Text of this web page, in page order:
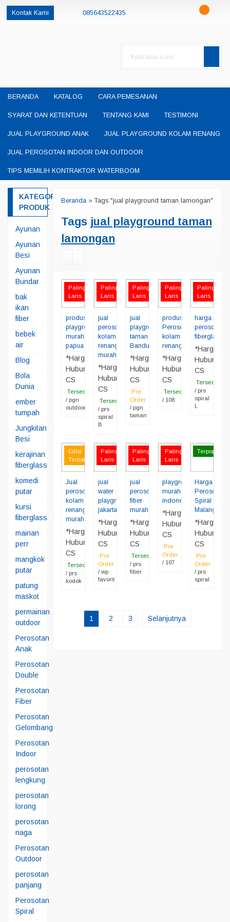
Kontak Kami 085643522435
BERANDA KATALOG CARA PEMESANAN
SYARAT DAN KETENTUAN TENTANG KAMI TESTIMONI
JUAL PLAYGROUND ANAK JUAL PLAYGROUND KOLAM RENANG
JUAL PEROSOTAN INDOOR DAN OUTDOOR
TIPS MEMILIH KONTRAKTOR WATERBOOM
Beranda»Tags "jual playground taman lamongan"
Tags jual playground taman
lamongan
Paling
Laris
produsen
playground
murah
papua
*Harga
Hubungi
CS
Tersedia
/ pgn
outdoor
Paling
Laris
jual
perosotan
kolam
renang
murah
*Harga
Hubungi
CS
Tersedia
/ prs
spiral
B
Paling
Laris
jual
playground
taman
Bandung
*Harga
Hubungi
CS
Pre
Order
/ pgn
taman
Paling
Laris
produsen
Perosotan
kolam
renang
*Harga
Hubungi
CS
Tersedia
/ 108
Paling
Laris
harga
perosotan
fiberglass
*Harga
Hubungi
CS
Tersedia
/ prs
spiral
Edisi
Terbatas
Jual
perosotan
kolam
renang
murah
*Harga
Hubungi
CS
Tersedia
/ prs
kodok
Paling
Laris
jual
water
playground
jakarta
*Harga
Hubungi
CS
Pre
Order
/ wp
favorit
Paling
Laris
jual
perosotan
fiber
murah
*Harga
Hubungi
CS
Tersedia
/ prs
fiber
Paling
Laris
playground
murah
indonesia
*Harga
Hubungi
CS
Pre
Order
/ 107
Terpopuler
Harga
Perosotan
Spiral
Malang
*Harga
Hubungi
CS
Pre
Order
/ prs
spiral
1 2 3 Selanjutnya
KATEGORI
PRODUK
Ayunan
Ayunan
Besi
Ayunan
Bundar
bak
ikan
fiber
bebek
air
Blog
Bola
Dunia
ember
tumpah
Jungkitan
Besi
kerajinan
fiberglass
komedi
putar
kursi
fiberglass
mainan
perr
mangkok
putar
patung
maskot
permainan
outdoor
Perosotan
Anak
Perosotan
Double
Perosotan
Fiber
Perosotan
Gelombang
Perosotan
Indoor
perosotan
lengkung
perosotan
lorong
perosotan
naga
Perosotan
Outdoor
perosotan
panjang
Perosotan
Spiral